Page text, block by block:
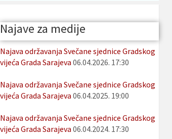
Najave za medije
Najava održavanja Svečane sjednice Gradskog
vijeća Grada Sarajeva 06.04.2026. 17:30
Najava održavanja Svečane sjednice Gradskog
vijeća Grada Sarajeva 06.04.2025. 19:00
Najava održavanja Svečane sjednice Gradskog
vijeća Grada Sarajeva 06.04.2024. 17:30